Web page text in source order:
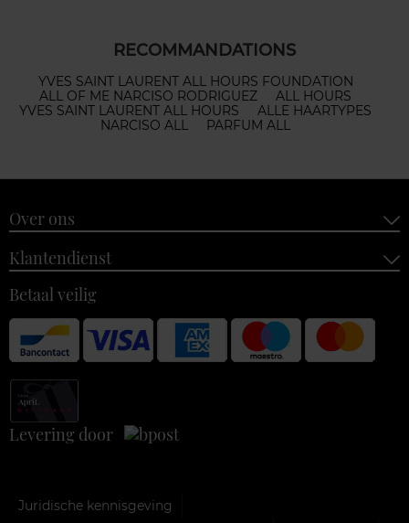
RECOMMANDATIONS
YVES SAINT LAURENT ALL HOURS FOUNDATION
ALL OF ME NARCISO RODRIGUEZ
ALL HOURS
YVES SAINT LAURENT ALL HOURS
ALLE HAARTYPES
NARCISO ALL
PARFUM ALL
Over ons
Klantendienst
Betaal veilig
Levering door
Juridische kennisgeving